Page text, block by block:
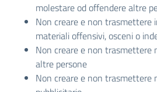
molestare od offendere altre
Non creare e non trasmettere
materiali offensivi, osceni o
Non creare e non trasmettere
altre persone
Non creare e non trasmettere